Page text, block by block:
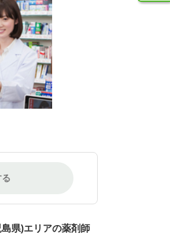
県)エリアの薬剤師